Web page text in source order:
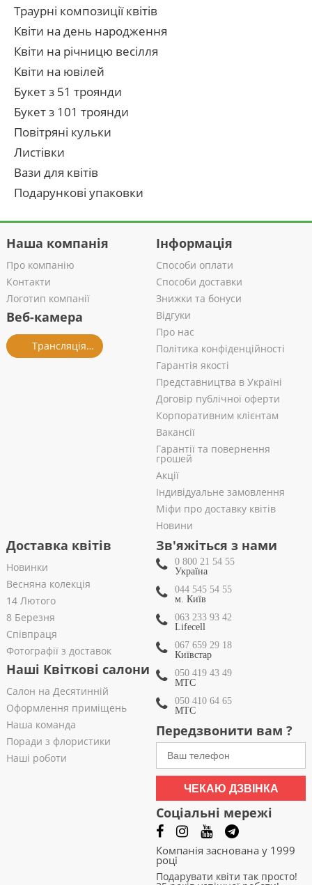
Траурні композиції квітів
Квіти на день народження
Квіти на річницю весілля
Квіти на ювілей
Букет з 51 троянди
Букет з 101 троянди
Повітряні кульки
Листівки
Вази для квітів
Подарункові упаковки
Наша компанія
Про компанію
Контакти
Логотип компанії
Веб-камера
Трансляція із салону
Інформація
Способи оплати
Способи доставки
Знижки та бонуси
Відгуки
Про нас
Політика конфіденційності
Гарантія якості
Представництва в Україні
Договір публічної оферти
Корпоративним клієнтам
Вакансії
Гарантії та повернення
грошей
Акції
Індивідуальне замовлення
Міфи про доставку квітів
Новини
Доставка квітів
Новинки
Весняна колекція
14 Лютого
8 Березня
Співпраця
Фотографії з доставок
Наші Квіткові салони
Салон на Десятинній
Оформлення приміщень
Наша команда
Поради з флористики
Наші роботи
Зв'яжіться з нами
0 800 21 54 55
Україна
044 545 54 55
м. Київ
063 233 93 42
Lifecell
067 659 29 18
Київстар
050 419 43 49
МТС
050 410 64 65
МТС
Передзвонити вам ?
ЧЕКАЮ ДЗВІНКА
Соціальні мережі
Компанія заснована у 1999
році
Подарувати квіти так просто!